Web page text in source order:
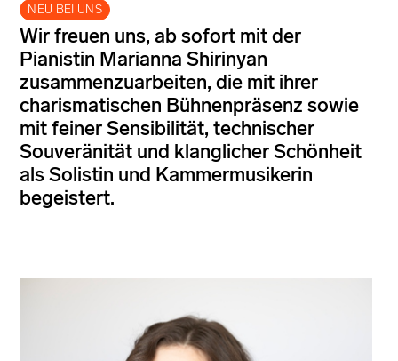
NEU BEI UNS
Wir freuen uns, ab sofort mit der
Pianistin Marianna Shirinyan
zusammenzuarbeiten, die mit ihrer
charismatischen Bühnenpräsenz sowie
mit feiner Sensibilität, technischer
Souveränität und klanglicher Schönheit
als Solistin und Kammermusikerin
begeistert.